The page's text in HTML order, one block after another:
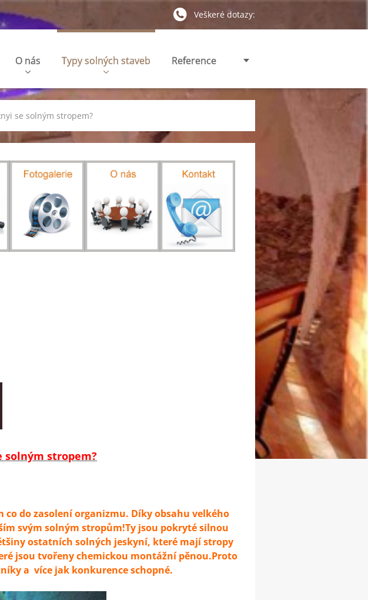
Veškeré dotazy:
O nás Typy solných staveb Reference
se solným stropem?
solným stropem?
do zasolení organizmu. Díky obsahu velkého
svým solným stropům!Ty jsou pokryté silnou
ostatních solných jeskyní, které mají stropy
jsou tvořeny chemickou montážní pěnou.Proto
a více jak konkurence schopné.